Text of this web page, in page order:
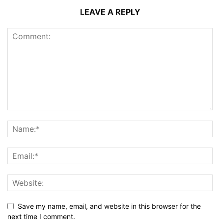
LEAVE A REPLY
Save my name, email, and website in this browser for the
next time I comment.